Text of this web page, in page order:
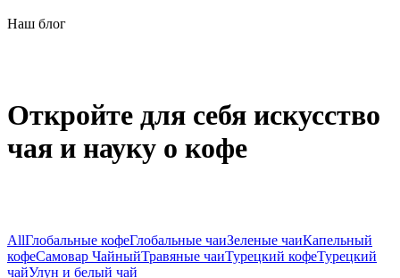
Наш блог
Откройте для себя искусство
чая и науку о кофе
AllГлобальные кофеГлобальные чаиЗеленые чаиКапельный
кофеСамовар ЧайныйТравяные чаиТурецкий кофеТурецкий
чайУлун и белый чай